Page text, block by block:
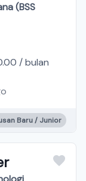
(BSS
/bulan
Baru / Junior